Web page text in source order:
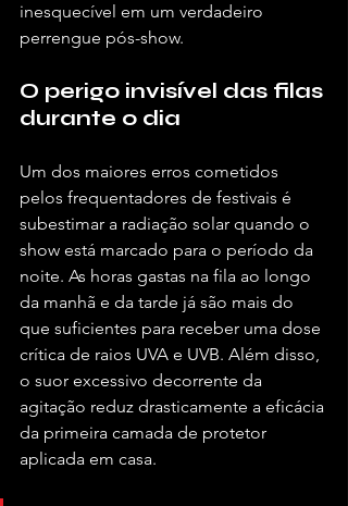
inesquecível em um verdadeiro
perrengue pós-show.
O perigo invisível das filas
durante o dia
Um dos maiores erros cometidos
pelos frequentadores de festivais é
subestimar a radiação solar quando o
show está marcado para o período da
noite. As horas gastas na fila ao longo
da manhã e da tarde já são mais do
que suficientes para receber uma dose
crítica de raios UVA e UVB. Além disso,
o suor excessivo decorrente da
agitação reduz drasticamente a eficácia
da primeira camada de protetor
aplicada em casa.